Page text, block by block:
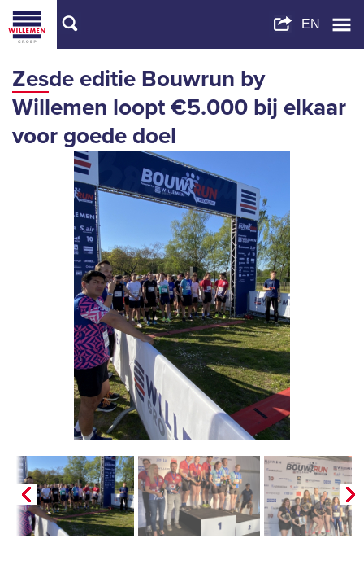
Zesde editie Bouwrun by
Willemen loopt €5.000 bij elkaar
voor goede doel